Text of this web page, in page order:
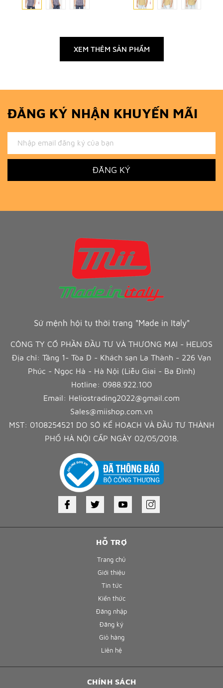
XEM THÊM SẢN PHẨM
ĐĂNG KÝ NHẬN KHUYẾN MÃI
ĐĂNG KÝ
HỖ TRỢ
Trang chủ
Giới thiệu
Tin tức
Kiến thức
Đăng nhập
Đăng ký
Giỏ hàng
Liên hệ
Sứ mệnh hội tụ thời trang "Made in Italy"
CÔNG TY CỔ PHẦN ĐẦU TƯ VÀ THƯƠNG MẠI - HELIOS
Địa chỉ: Tầng 1- Tòa D - Khách sạn La Thành - 226 Vạn
Phúc - Ngọc Hà - Hà Nội (Liễu Giai - Ba Đình)
Hotline: 0988.922.100
Email: Heliostrading2022@gmail.com
Sales@miishop.com.vn
MST: 0108254521 DO SỞ KẾ HOẠCH VÀ ĐẦU TƯ THÀNH
PHỐ HÀ NỘI CẤP NGÀY 02/05/2018.
CHÍNH SÁCH